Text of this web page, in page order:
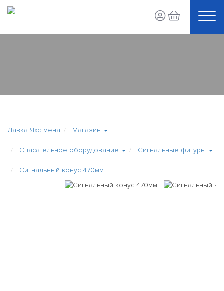
Лавка Яхстмена Магазин
Спасательное оборудование Сигнальные фигуры
Сигнальный конус 470мм.